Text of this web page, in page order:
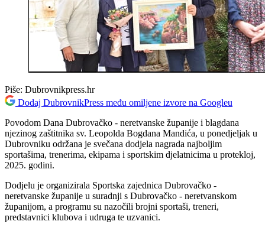
Piše: Dubrovnikpress.hr
Dodaj DubrovnikPress među omiljene izvore na Googleu
Povodom Dana Dubrovačko - neretvanske županije i blagdana
njezinog zaštitnika sv. Leopolda Bogdana Mandića, u ponedjeljak u
Dubrovniku održana je svečana dodjela nagrada najboljim
sportašima, trenerima, ekipama i sportskim djelatnicima u protekloj,
2025. godini.
Dodjelu je organizirala Sportska zajednica Dubrovačko -
neretvanske županije u suradnji s Dubrovačko - neretvanskom
županijom, a programu su nazočili brojni sportaši, treneri,
predstavnici klubova i udruga te uzvanici.